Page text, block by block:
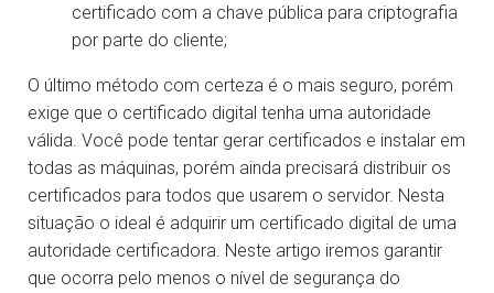
certificado com a chave pública para criptografia
por parte do cliente;
O último método com certeza é o mais seguro, porém
exige que o certificado digital tenha uma autoridade
válida. Você pode tentar gerar certificados e instalar em
todas as máquinas, porém ainda precisará distribuir os
certificados para todos que usarem o servidor. Nesta
situação o ideal é adquirir um certificado digital de uma
autoridade certificadora. Neste artigo iremos garantir
que ocorra pelo menos o nível de segurança do